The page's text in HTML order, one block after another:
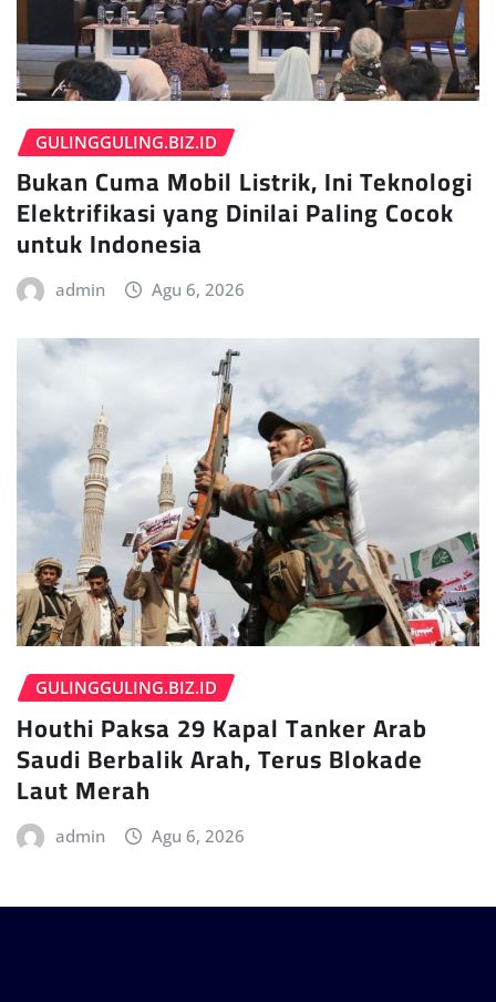
GULINGGULING.BIZ.ID
Bukan Cuma Mobil Listrik, Ini Teknologi
Elektrifikasi yang Dinilai Paling Cocok
untuk Indonesia
admin Agu 6, 2026
GULINGGULING.BIZ.ID
Houthi Paksa 29 Kapal Tanker Arab
Saudi Berbalik Arah, Terus Blokade
Laut Merah
admin Agu 6, 2026